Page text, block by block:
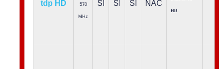
tdp HD 570
MHz
SI SI SI NAC
HD